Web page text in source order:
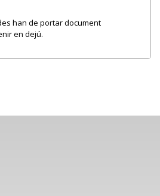
han de portar document
en dejú.